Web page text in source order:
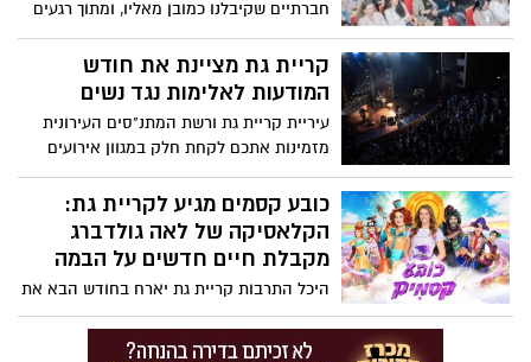
חברתיים שקיבלנו כמובן מאליו, ומתוך רגעים
קטנים שבהם בחרנו שלא להתערב.
קריית גת מציינת את חודש
המודעות לאלימות נגד נשים
עיריית קריית גת ורשת המתנ"סים העירונית
מזמינות אתכם לקחת חלק במגוון אירועים
משמעותיים, מעוררי השראה וחשיבה
כובע קסמים מגיע לקריית גת:
הקלאסיקה של לאה גולדברג
מקבלת חיים חדשים על הבמה
היכל התרבות קריית גת יארח בחודש הבא את
“כובע קסמים” – הצגה מוזיקלית וססגונית
המבוססת על ספרה האהוב של לאה גולדברג.